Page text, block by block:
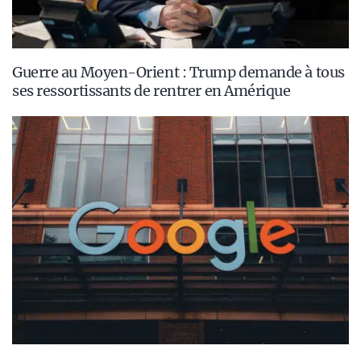
Guerre au Moyen-Orient : Trump demande à tous
ses ressortissants de rentrer en Amérique